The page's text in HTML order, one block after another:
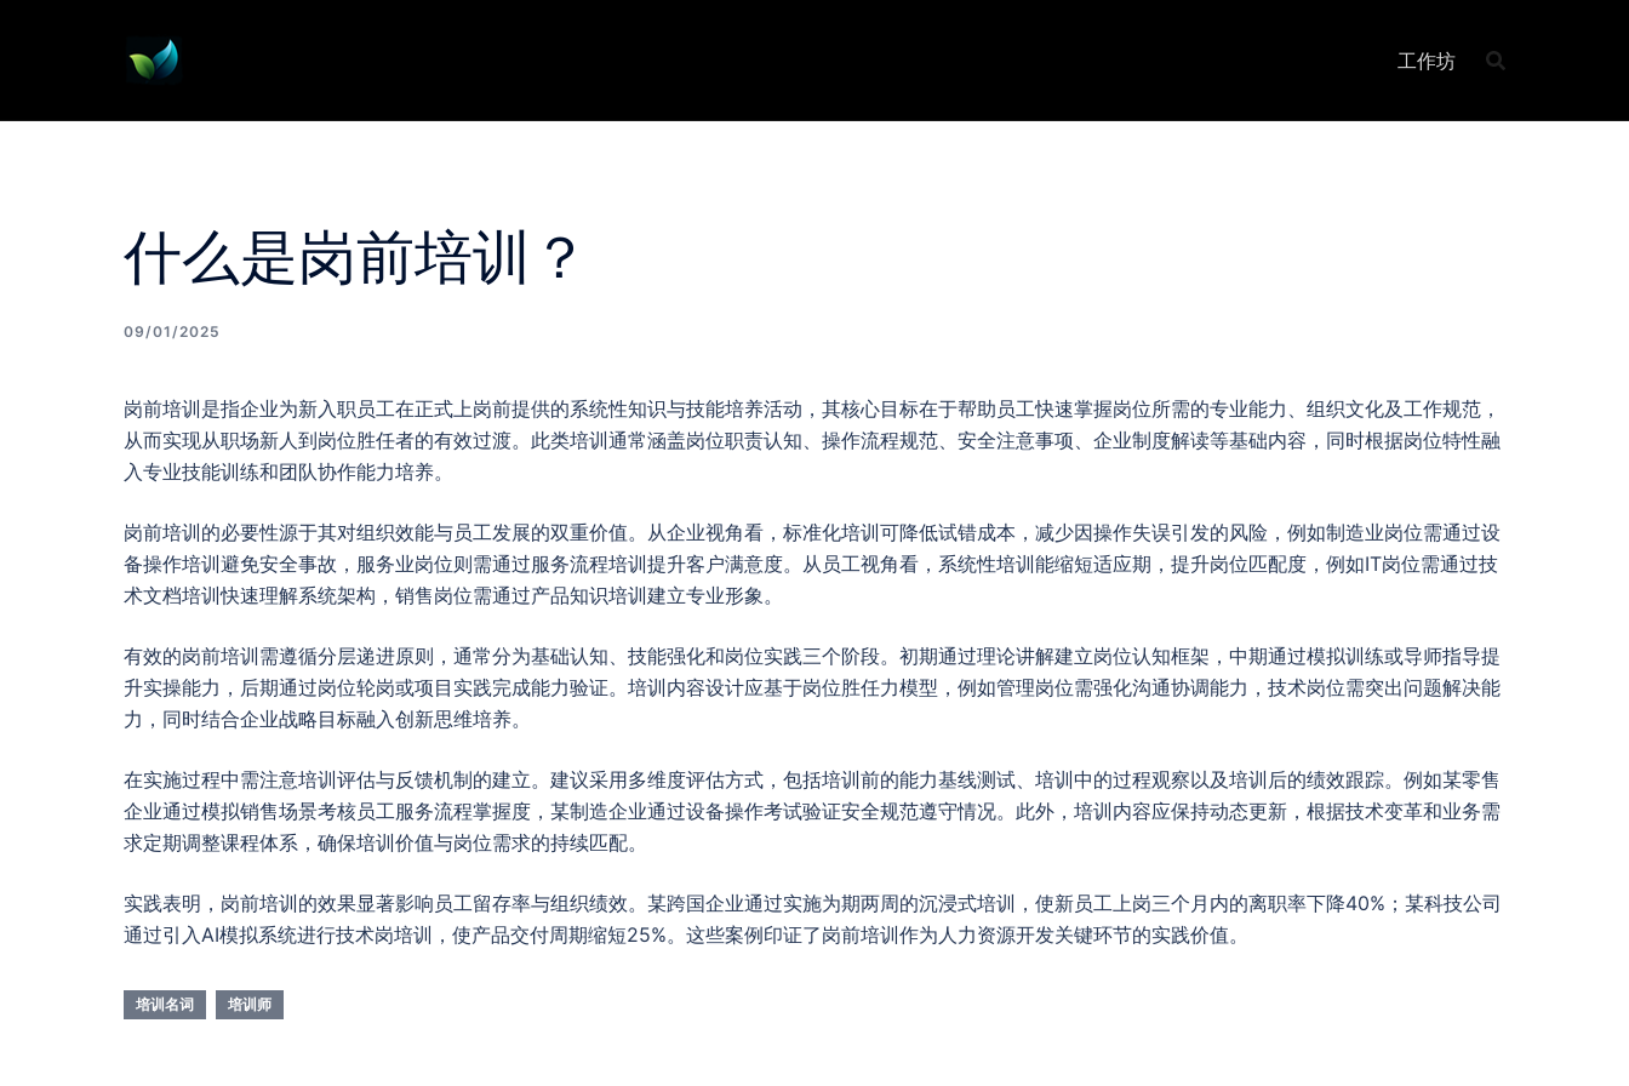
工作坊
什么是岗前培训？
09/01/2025
岗前培训是指企业为新入职员工在正式上岗前提供的系统性知识与技能培养活动，其核心目标在于帮助员工快速掌握岗位所需的专业能力、组织文化及工作规范，
从而实现从职场新人到岗位胜任者的有效过渡。此类培训通常涵盖岗位职责认知、操作流程规范、安全注意事项、企业制度解读等基础内容，同时根据岗位特性融
入专业技能训练和团队协作能力培养。
岗前培训的必要性源于其对组织效能与员工发展的双重价值。从企业视角看，标准化培训可降低试错成本，减少因操作失误引发的风险，例如制造业岗位需通过设
备操作培训避免安全事故，服务业岗位则需通过服务流程培训提升客户满意度。从员工视角看，系统性培训能缩短适应期，提升岗位匹配度，例如IT岗位需通过技
术文档培训快速理解系统架构，销售岗位需通过产品知识培训建立专业形象。
有效的岗前培训需遵循分层递进原则，通常分为基础认知、技能强化和岗位实践三个阶段。初期通过理论讲解建立岗位认知框架，中期通过模拟训练或导师指导提
升实操能力，后期通过岗位轮岗或项目实践完成能力验证。培训内容设计应基于岗位胜任力模型，例如管理岗位需强化沟通协调能力，技术岗位需突出问题解决能
力，同时结合企业战略目标融入创新思维培养。
在实施过程中需注意培训评估与反馈机制的建立。建议采用多维度评估方式，包括培训前的能力基线测试、培训中的过程观察以及培训后的绩效跟踪。例如某零售
企业通过模拟销售场景考核员工服务流程掌握度，某制造企业通过设备操作考试验证安全规范遵守情况。此外，培训内容应保持动态更新，根据技术变革和业务需
求定期调整课程体系，确保培训价值与岗位需求的持续匹配。
实践表明，岗前培训的效果显著影响员工留存率与组织绩效。某跨国企业通过实施为期两周的沉浸式培训，使新员工上岗三个月内的离职率下降40%；某科技公司
通过引入AI模拟系统进行技术岗培训，使产品交付周期缩短25%。这些案例印证了岗前培训作为人力资源开发关键环节的实践价值。
培训名词 培训师